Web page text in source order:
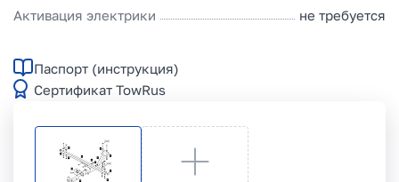
Активация электрики
не требуется
Паспорт (инструкция)
Сертификат TowRus